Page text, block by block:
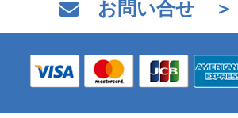
お問い合せ ＞